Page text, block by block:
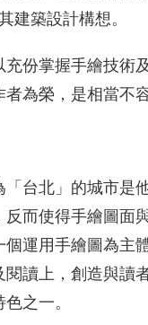
建築設計構想。
份掌握手繪技術
為榮，是相當不
台北」的城市是
而使得手繪圖面
運用手繪圖為主
讀上，創造與讀
之一。